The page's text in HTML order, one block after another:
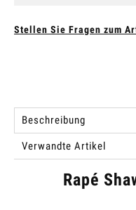
Stellen Sie Fragen zum
Beschreibung
Verwandte Artikel
Rapé